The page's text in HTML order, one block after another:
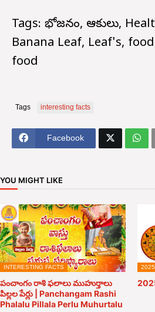
Tags: భోజనం, ఆకులు,
Banana Leaf, Leaf's,
food
Tags interesting facts
Facebook
YOU MIGHT LIKE
INTERESTING FACTS
పంచాంగం రాశి ఫలాలు ముహుర్తాలు
పిల్లల పేర్లు | Panchangam Rashi
Phalalu Pillala Perlu Muhurtalu